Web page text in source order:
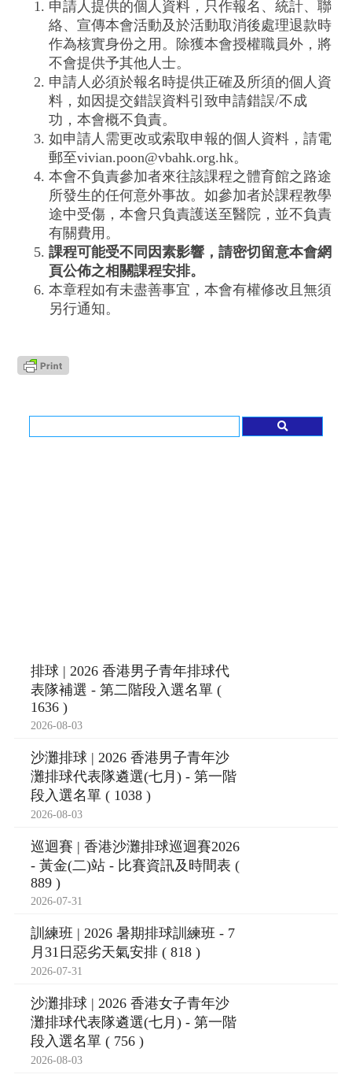
申請人提供的個人資料，只作報名、統計、聯
絡、宣傳本會活動及於活動取消後處理退款時
作為核實身份之用。除獲本會授權職員外，將
不會提供予其他人士。
申請人必須於報名時提供正確及所須的個人資
料，如因提交錯誤資料引致申請錯誤/不成
功，本會概不負責。
如申請人需更改或索取申報的個人資料，請電
郵至vivian.poon@vbahk.org.hk。
本會不負責參加者來往該課程之體育館之路途
所發生的任何意外事故。如參加者於課程教學
途中受傷，本會只負責護送至醫院，並不負責
有關費用。
課程可能受不同因素影響，請密切留意本會網
頁公佈之相關課程安排。
本章程如有未盡善事宜，本會有權修改且無須
另行通知。
排球 | 2026 香港男子青年排球代
表隊補選 - 第二階段入選名單 (
1636 )
2026-08-03
沙灘排球 | 2026 香港男子青年沙
灘排球代表隊遴選(七月) - 第一階
段入選名單 ( 1038 )
2026-08-03
巡迴賽 | 香港沙灘排球巡迴賽2026
- 黃金(二)站 - 比賽資訊及時間表 (
889 )
2026-07-31
訓練班 | 2026 暑期排球訓練班 - 7
月31日惡劣天氣安排 ( 818 )
2026-07-31
沙灘排球 | 2026 香港女子青年沙
灘排球代表隊遴選(七月) - 第一階
段入選名單 ( 756 )
2026-08-03